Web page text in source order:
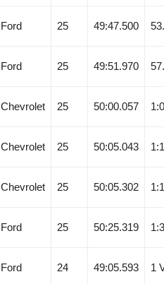
Ford 25 49:47.500
Ford 25 49:51.970
Chevrolet 25 50:00.057
Chevrolet 25 50:05.043
Chevrolet 25 50:05.302
Ford 25 50:25.319
Ford 24 49:05.593 1